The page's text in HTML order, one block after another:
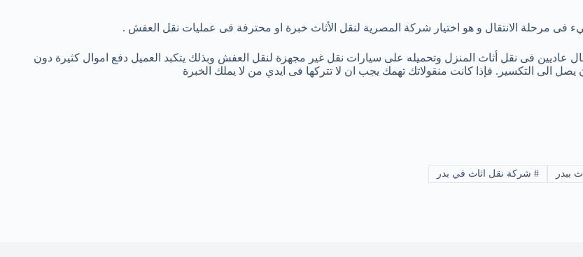
فى مرحلة الانتقال و هو اختيار شركة المصرية لنقل الأثاث خبرة او محترفة فى عمليات نقل العفش .
عاديين فى نقل أثاث المنزل وتحميله على سيارات نقل غير مجهزة لنقل العفش وبذلك يتكبد العميل دفع اموال كثيرة دون
الى التكسير. فإذا كانت منقوﻻتك تهمك يجب ان ﻻ تتركها فى ايدي من ﻻ يملك الخبرة
ببدر # شركة نقل اثاث في بدر